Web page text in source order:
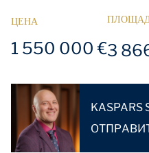
ЦЕНА
1 550 000 €3
KASPARS